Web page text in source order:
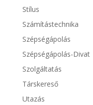
Stílus
Számítástechnika
Szépségápolás
Szépségápolás-Divat
Szolgáltatás
Társkereső
Utazás